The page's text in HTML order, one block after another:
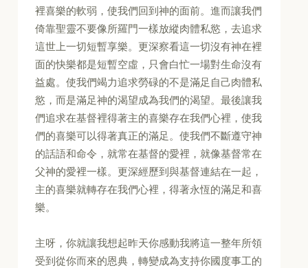
裡喜樂的軟弱，使我們回到神的面前。進而讓我們
倚靠聖靈不要像所羅門一樣放縱肉體私慾，去追求
這世上一切短暫享樂。更深察看這一切沒有神在裡
面的快樂都是短暫空虛，只會白忙一場對生命沒有
益處。使我們竭力追求勞碌的不是滿足自己肉體私
慾，而是滿足神的渴望成為我們的渴望。最後讓我
們追求在基督裡得著主的喜樂存在我們心裡，使我
們的喜樂可以得著真正的滿足。使我們不斷遵守神
的話語和命令，就常在基督的愛裡，就像基督常在
父神的愛裡一樣。更深經歷到與基督連結在一起，
主的喜樂就轉存在我們心裡，得著永恆的滿足和喜
樂。
主呀，你就讓我想起昨天你感動我將這一整年所領
受到從你而來的恩典，轉變成為支持你國度事工的